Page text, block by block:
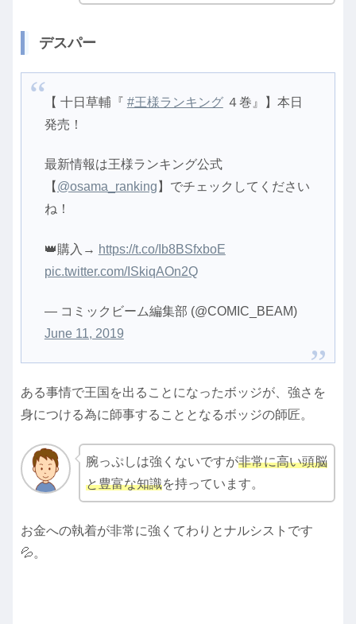
デスパー
【 十日草輔『 #王様ランキング４巻』】本日
発売！
最新情報は王様ランキング公式
【 @osama_ranking 】でチェックしてください
ね！
👑購入→ https://t.co/Ib8BSfxboE
pic.twitter.com/ISkiqAOn2Q
— コミックビーム編集部 (@COMIC_BEAM)
June 11, 2019
ある事情で王国を出ることになったボッジが、強さを
身につける為に師事することとなるボッジの師匠。
腕っぷしは強くないですが非常に高い頭脳
と豊富な知識を持っています。
お金への執着が非常に強くてわりとナルシストです
💦。